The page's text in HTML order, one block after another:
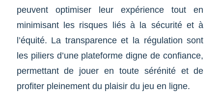
peuvent optimiser leur expérience tout en
minimisant les risques liés à la sécurité et à
l’équité. La transparence et la régulation sont
les piliers d’une plateforme digne de confiance,
permettant de jouer en toute sérénité et de
profiter pleinement du plaisir du jeu en ligne.